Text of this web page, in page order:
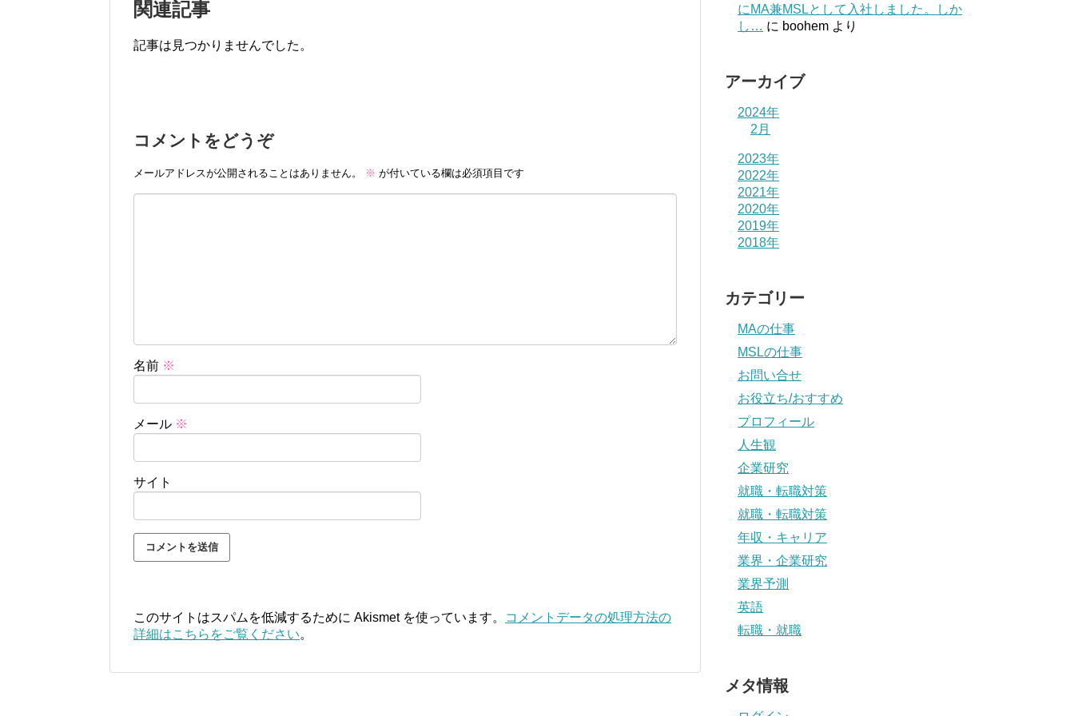
関連記事
記事は見つかりませんでした。
コメントをどうぞ
メールアドレスが公開されることはありません。 ※ が付いている欄は必須項目です
名前 ※
メール ※
サイト
このサイトはスパムを低減するために Akismet を使っています。
コメントデータの処理方法の
詳細はこちらをご覧ください。
にMA兼MSLとして入社しました。しか
し… に boohem より
アーカイブ
2024年
2月
2023年
2022年
2021年
2020年
2019年
2018年
カテゴリー
MAの仕事
MSLの仕事
お問い合せ
お役立ち/おすすめ
プロフィール
人生観
企業研究
就職・転職対策
就職・転職対策
年収・キャリア
業界・企業研究
業界予測
英語
転職・就職
メタ情報